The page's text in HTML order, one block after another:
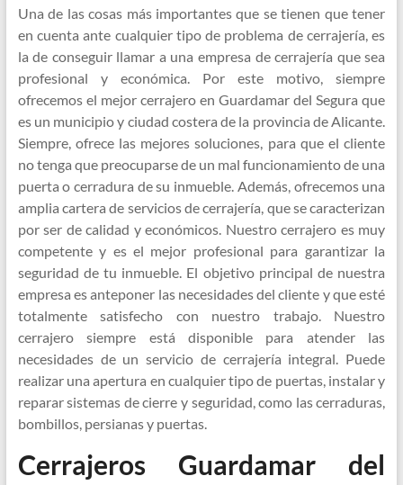
Una de las cosas más importantes que se tienen que tener
en cuenta ante cualquier tipo de problema de cerrajería, es
la de conseguir llamar a una empresa de cerrajería que sea
profesional y económica. Por este motivo, siempre
ofrecemos el mejor cerrajero en Guardamar del Segura que
es un municipio y ciudad costera de la provincia de Alicante.
Siempre, ofrece las mejores soluciones, para que el cliente
no tenga que preocuparse de un mal funcionamiento de una
puerta o cerradura de su inmueble. Además, ofrecemos una
amplia cartera de servicios de cerrajería, que se caracterizan
por ser de calidad y económicos. Nuestro cerrajero es muy
competente y es el mejor profesional para garantizar la
seguridad de tu inmueble. El objetivo principal de nuestra
empresa es anteponer las necesidades del cliente y que esté
totalmente satisfecho con nuestro trabajo. Nuestro
cerrajero siempre está disponible para atender las
necesidades de un servicio de cerrajería integral. Puede
realizar una apertura en cualquier tipo de puertas, instalar y
reparar sistemas de cierre y seguridad, como las cerraduras,
bombillos, persianas y puertas.
Cerrajeros Guardamar del